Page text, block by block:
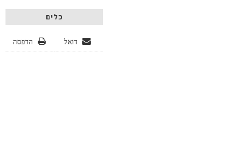
כלים
הדפסה דואל